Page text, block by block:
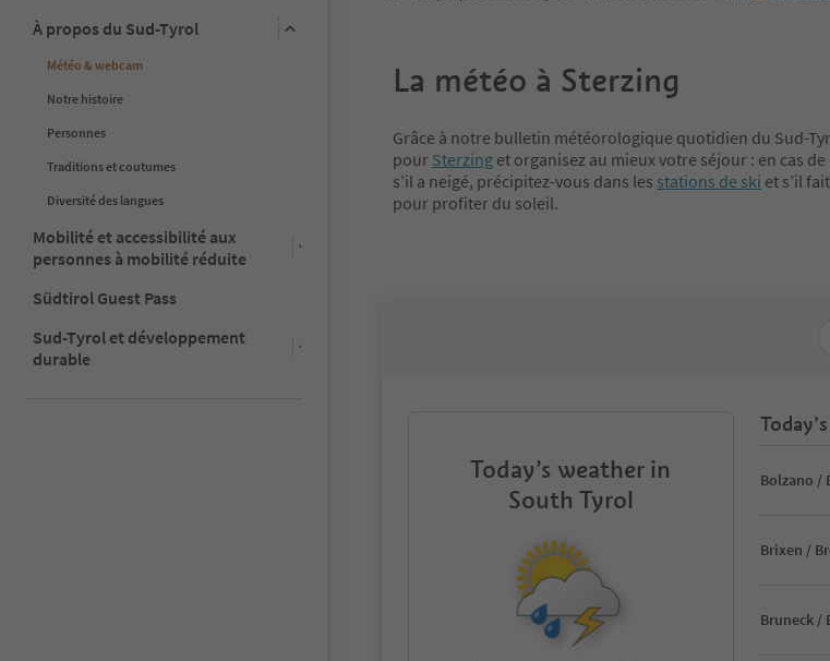
À propos du Sud-Tyrol
Météo & webcam
Notre histoire
Personnes
Traditions et coutumes
Diversité des langues
Mobilité et accessibilité aux
personnes à mobilité réduite
Südtirol Guest Pass
Sud-Tyrol et développement
durable
La météo à Sterzing
Grâce à notre bulletin météorologique quotidien du Sud-
pour Sterzing et organisez au mieux votre séjour : en cas
s’il a neigé, précipitez-vous dans les stations de ski et s’il
pour profiter du soleil.
Today’s weather in
South Tyrol
Bolzano /
Brixen /
Bruneck /